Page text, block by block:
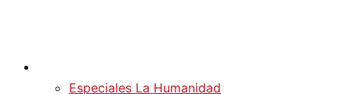
Especiales La Humanidad